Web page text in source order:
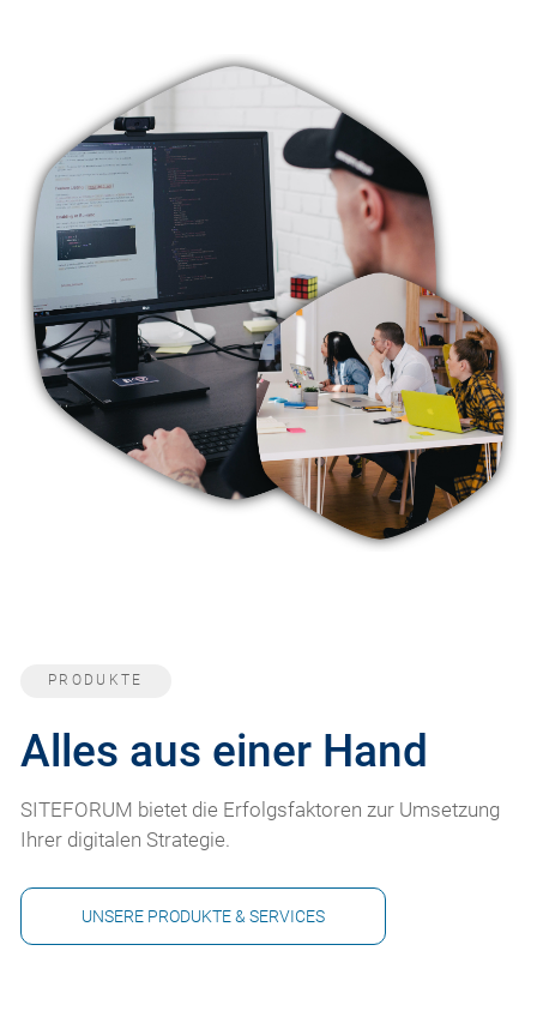
PRODUKTE
Alles aus einer Hand
SITEFORUM bietet die Erfolgsfaktoren zur Umsetzung
Ihrer digitalen Strategie.
UNSERE PRODUKTE & SERVICES